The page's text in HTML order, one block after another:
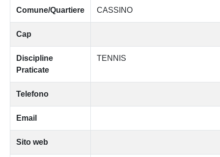
Comune/Quartiere CASSINO
Cap
Discipline
Praticate
TENNIS
Telefono
Email
Sito web